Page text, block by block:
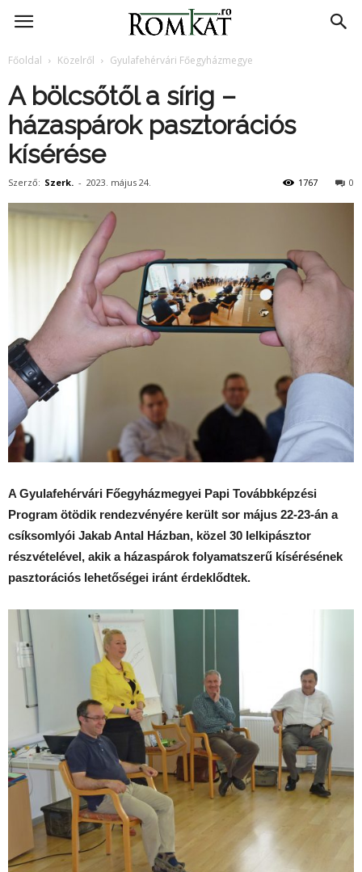
RomKat.ro
Főoldal Közelről Gyulafehérvári Főegyházmegye
A bölcsőtől a sírig –
házaspárok pasztorációs
kísérése
Szerző: Szerk. - 2023. május 24. 0
1767
A Gyulafehérvári Főegyházmegyei Papi Továbbképzési
Program ötödik rendezvényére került sor május 22-23-án a
csíksomlyói Jakab Antal Házban, közel 30 lelkipásztor
részvételével, akik a házaspárok folyamatszerű kísérésének
pasztorációs lehetőségei iránt érdeklődtek.